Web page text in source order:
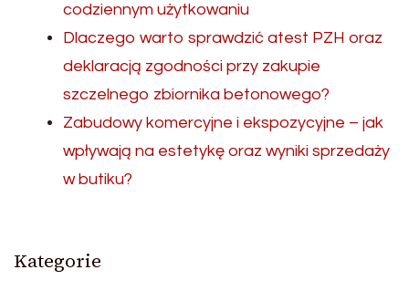
codziennym użytkowaniu
Dlaczego warto sprawdzić atest PZH oraz
deklaracją zgodności przy zakupie
szczelnego zbiornika betonowego?
Zabudowy komercyjne i ekspozycyjne – jak
wpływają na estetykę oraz wyniki sprzedaży
w butiku?
Kategorie